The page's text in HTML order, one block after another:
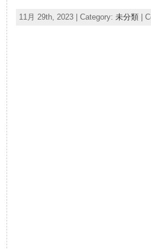
11月 29th, 2023 | Category: 未分類|